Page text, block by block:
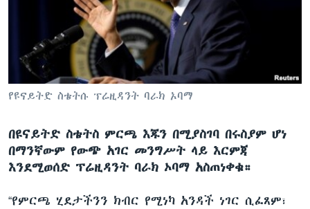
ቋንቋዎች
የዩናይትድ ስቴትሱ ፕሬዚዳንት ባራክ ኦባማ
በዩናይትድ ስቴትስ ምርጫ እጁን በሚያስገባ በሩስያም ሆነ
በማንኛውም የውጭ አገር መንግሥት ላይ እርምጃ
እንደሚወሰድ ፕሬዚዳንት ባራክ ኦባማ አስጠነቀቁ።
“የምርጫ ሂደታችንን ክብር የሚነካ አንዳች ነገር ሲፈጸም፣